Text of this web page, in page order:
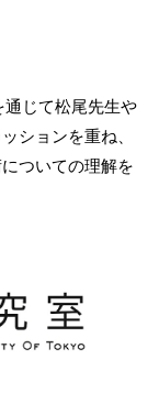
じて松尾先生や
ションを重ね、
ついての理解を